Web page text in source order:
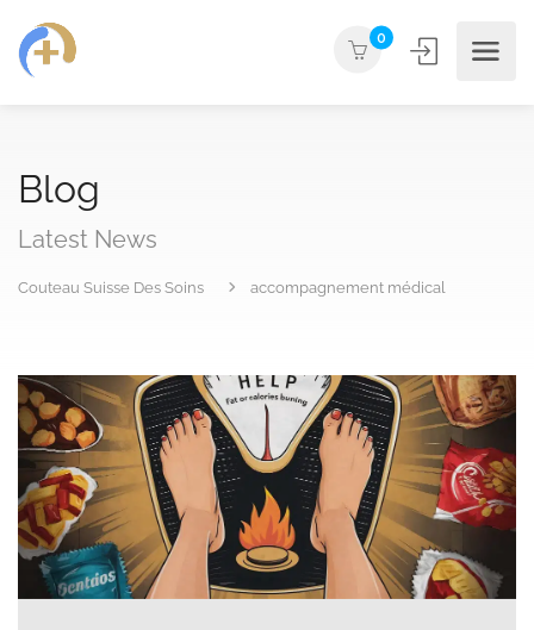
0
Blog
Latest News
Couteau Suisse Des Soins accompagnement médical